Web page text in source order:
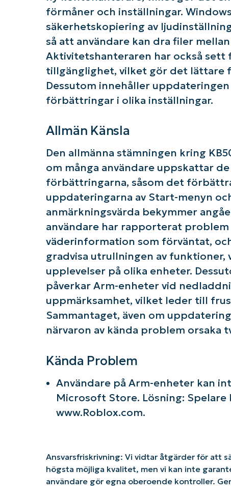
förmåner och inställningar.
säkerhetskopiering av
så att användare kan dra filer
Aktivitetshanteraren har också
tillgänglighet, vilket gör det lättare
Dessutom innehåller
förbättringar i olika inställningar.
Allmän Känsla
Den allmänna stämningen kring
om många användare uppskattar
förbättringarna, såsom det
uppdateringarna av Start-menyn
anmärkningsvärda bekymmer
användare har rapporterat
väderinformation som förväntat,
gradvisa utrullningen av
upplevelser på olika enheter.
påverkar Arm-enheter vid
uppmärksamhet, vilket leder till
Sammantaget, även om
närvaron av kända problem orsaka
Kända Problem
Användare på Arm-enheter kan
Microsoft Store. Lösning:
www.Roblox.com.
Ansvarsfriskrivning: Vi vidtar åtgärder för att
högsta möjliga kvalitet, men vi kan inte
användare gör egna oberoende kontroller.